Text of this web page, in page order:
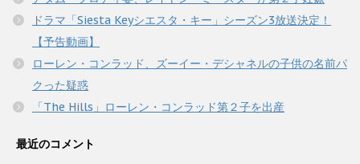
ドラマ「Siesta Keyシエスタ・キー」シーズン3放送決定！
【予告動画】
ローレン・コンラッド、ズーイー・デシャネルの子供の名前パ
クった疑惑
「The Hills」ローレン・コンラッド第２子を出産
最近のコメント